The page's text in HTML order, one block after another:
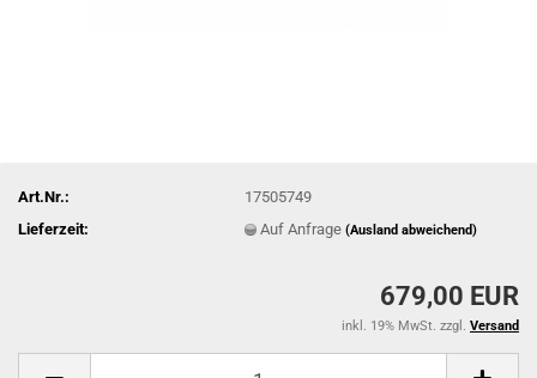
Art.Nr.:
17505749
Lieferzeit:
Auf Anfrage(Ausland abweichend)
679,00 EUR
inkl. 19% MwSt. zzgl. Versand